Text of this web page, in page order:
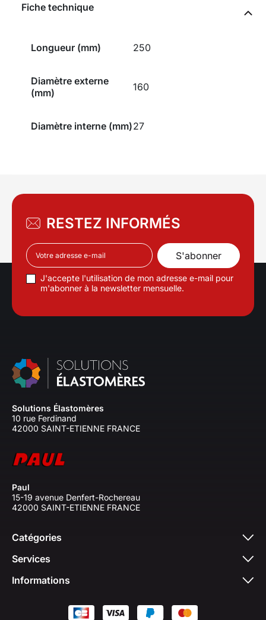
Fiche technique
Longueur (mm) 250
Diamètre externe
(mm)
160
Diamètre interne (mm)27
RESTEZ INFORMÉS
J'accepte l'utilisation de mon adresse e-mail pour
m'abonner à la newsletter mensuelle.
Solutions Élastomères
10 rue Ferdinand
42000 SAINT-ETIENNE FRANCE
Paul
15-19 avenue Denfert-Rochereau
42000 SAINT-ETIENNE FRANCE
Catégories
Services
Informations